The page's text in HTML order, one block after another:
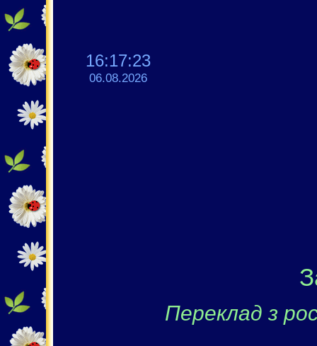
16:17:24
06.08.2026
Переклад з